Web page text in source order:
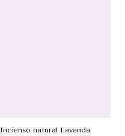
Incienso natural Lavanda